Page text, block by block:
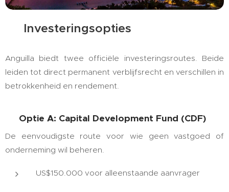
💰 Investeringsopties
Anguilla biedt twee officiële investeringsroutes. Beide
leiden tot direct permanent verblijfsrecht en verschillen in
betrokkenheid en rendement.
💸 Optie A: Capital Development Fund (CDF)
De eenvoudigste route voor wie geen vastgoed of
onderneming wil beheren.
US$150.000 voor alleenstaande aanvrager